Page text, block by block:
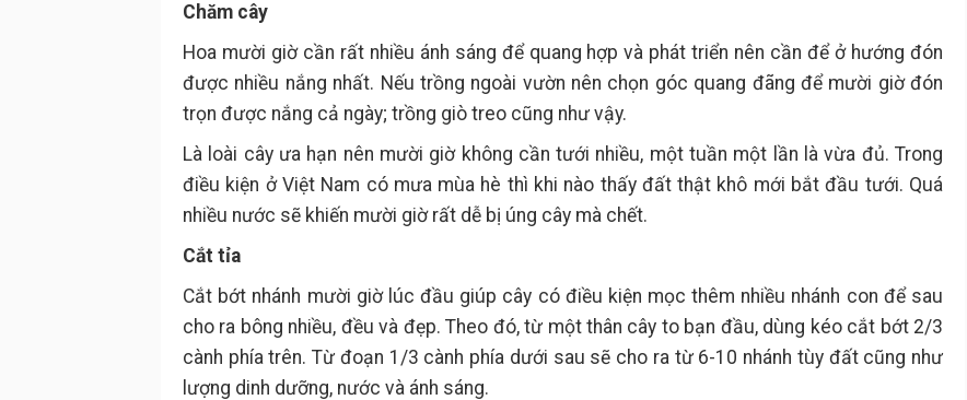
Chăm cây
Hoa mười giờ cần rất nhiều ánh sáng để quang hợp và phát triển nên cần để ở hướng đón
được nhiều nắng nhất. Nếu trồng ngoài vườn nên chọn góc quang đãng để mười giờ đón
trọn được nắng cả ngày; trồng giò treo cũng như vậy.
Là loài cây ưa hạn nên mười giờ không cần tưới nhiều, một tuần một lần là vừa đủ. Trong
điều kiện ở Việt Nam có mưa mùa hè thì khi nào thấy đất thật khô mới bắt đầu tưới. Quá
nhiều nước sẽ khiến mười giờ rất dễ bị úng cây mà chết.
Cắt tỉa
Cắt bớt nhánh mười giờ lúc đầu giúp cây có điều kiện mọc thêm nhiều nhánh con để sau
cho ra bông nhiều, đều và đẹp. Theo đó, từ một thân cây to bạn đầu, dùng kéo cắt bớt 2/3
cành phía trên. Từ đoạn 1/3 cành phía dưới sau sẽ cho ra từ 6-10 nhánh tùy đất cũng như
lượng dinh dưỡng, nước và ánh sáng.